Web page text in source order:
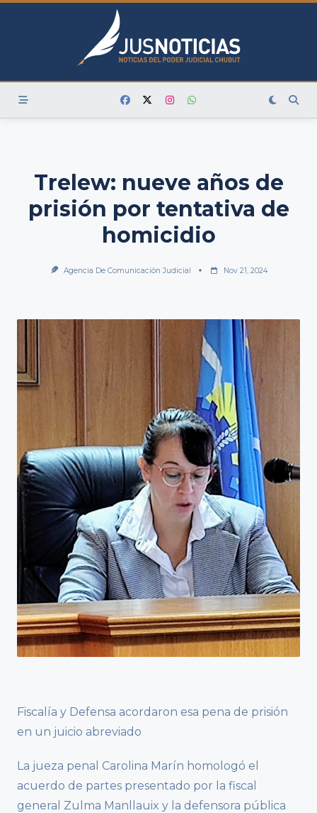
Skip
Trelew: nueve años de
prisión por tentativa de
homicidio
Agencia De Comunicación Judicial Nov 21, 2024
Fiscalía y Defensa acordaron esa pena de prisión
en un juicio abreviado
La jueza penal Carolina Marín homologó el
acuerdo de partes presentado por la fiscal
general Zulma Manllauix y la defensora pública